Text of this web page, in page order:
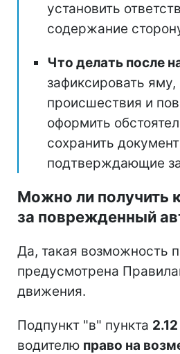
установить
содержание
Что делать после
зафиксировать яму,
происшествия и
оформить
сохранить
подтверждающие
Можно ли получить
за поврежденный
Да, такая возможность
предусмотрена
движения.
Подпункт "в" пункта
водителю право на